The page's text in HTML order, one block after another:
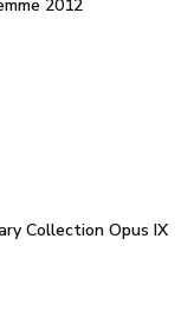
2012
Collection Opus IX